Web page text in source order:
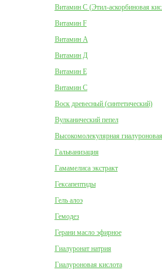
Витамин C (Этил-аскорбиновая
Витамин F
Витамин А
Витамин Д
Витамин Е
Витамин С
Воск древесный (синтетический)
Вулканический пепел
Высокомолекулярная
Гальванизация
Гамамелиса экстракт
Гексапептиды
Гель алоэ
Гемодез
Герани масло эфирное
Гиалуронат натрия
Гиалуроновая кислота